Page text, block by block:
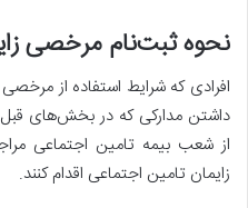
نحوه ثبت‌نام مرخصی
افرادی که شرایط استفاده از مرخصی
داشتن مدارکی که در بخش‌های
از شعب بیمه تامین اجتماعی
زایمان تامین اجتماعی اقدام کنند.